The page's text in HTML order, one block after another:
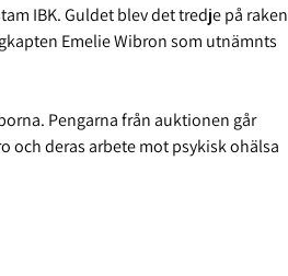
IBK. Guldet blev det tredje på raken
Emelie Wibron som utnämnts
Pengarna från auktionen går
och deras arbete mot psykisk ohälsa